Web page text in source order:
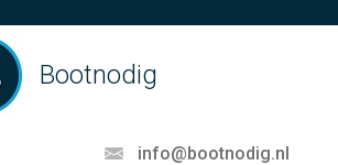
Bootnodig
info@bootnodig.nl